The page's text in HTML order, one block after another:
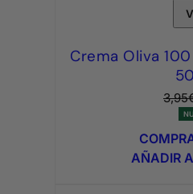
Crema Oliva
3,95
AÑADIR